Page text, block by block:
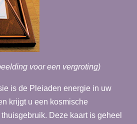
voor een vergroting)
is de Pleiaden energie in uw
krijgt u een kosmische
Deze kaart is geheel